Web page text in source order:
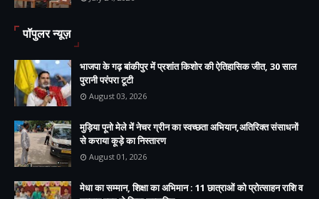
पॉपुलर न्यूज़
भाजपा के गढ़ बांकीपुर में प्रशांत किशोर की ऐतिहासिक जीत, 30 साल
पुरानी परंपरा टूटी
August 03, 2026
मुड़िया पूनो मेले में नेचर ग्रीन का स्वच्छता अभियान,अतिरिक्त संसाधनों
से कराया कूड़े का निस्तारण
August 01, 2026
मेधा का सम्मान, शिक्षा का अभिमान : 11 छात्राओं को प्रोत्साहन राशि व